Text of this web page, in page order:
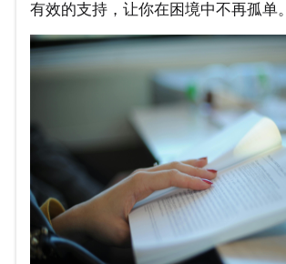
有效的支持，让你在困境中不再孤单。